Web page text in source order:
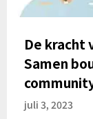
De kracht
Samen
juli 3, 2023